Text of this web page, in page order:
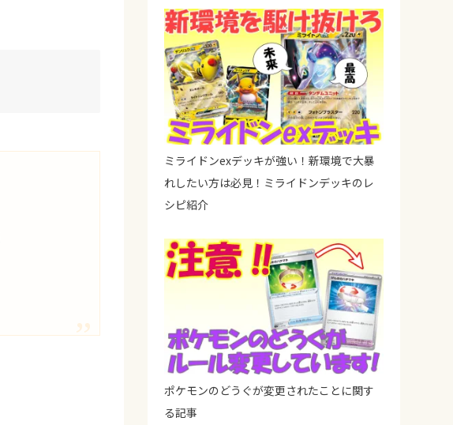
ミライドンexデッキが強い！新環境で大暴
れしたい方は必見！ミライドンデッキのレ
シピ紹介
ポケモンのどうぐが変更されたことに関す
る記事